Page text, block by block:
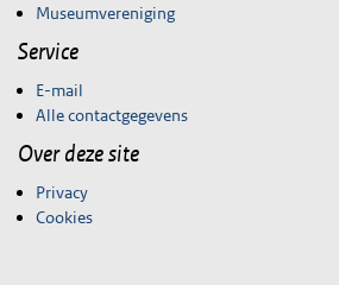
Museumvereniging
Service
E-mail
Alle contactgegevens
Over deze site
Privacy
Cookies